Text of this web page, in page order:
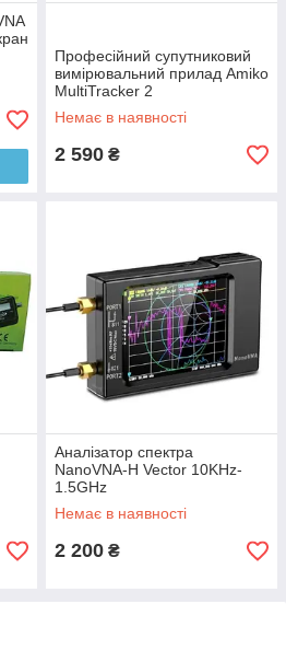
Професійний супутниковий
вимірювальний прилад Amiko
MultiTracker 2
Немає в наявності
2 590 ₴
Аналізатор спектра
NanoVNA-H Vector 10KHz-
1.5GHz
Немає в наявності
2 200 ₴